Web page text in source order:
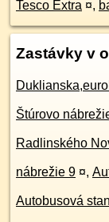
Tesco Extra ¤,
Zastávky v
Štúrovo
Radlinského
nábrežie 9 ¤,
Autobusová